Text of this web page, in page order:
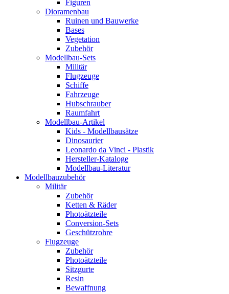
Figuren
Dioramenbau
Ruinen und Bauwerke
Bases
Vegetation
Zubehör
Modellbau-Sets
Militär
Flugzeuge
Schiffe
Fahrzeuge
Hubschrauber
Raumfahrt
Modellbau-Artikel
Kids - Modellbausätze
Dinosaurier
Leonardo da Vinci - Plastik
Hersteller-Kataloge
Modellbau-Literatur
Modellbauzubehör
Militär
Zubehör
Ketten & Räder
Photoätzteile
Conversion-Sets
Geschützrohre
Flugzeuge
Zubehör
Photoätzteile
Sitzgurte
Resin
Bewaffnung